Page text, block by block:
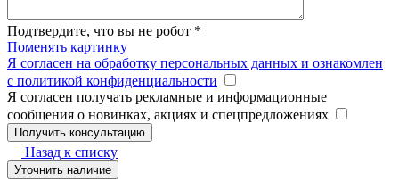
Подтвердите, что вы не робот *
Поменять картинку
Я согласен на обработку персональных данных и ознакомлен
с политикой конфиденциальности
Я согласен получать рекламные и информационные
сообщения о новинках, акциях и спецпредложениях
Назад к списку
Уточнить наличие